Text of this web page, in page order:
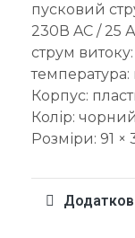
пусковий
230В AC / 25 А
струм
температура:
Корпус:
Колір:
Розміри: 91 ×